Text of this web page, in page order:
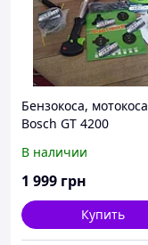
Бензокоса, мотокоса
Bosch GT 4200
В наличии
1 999 грн
Купить